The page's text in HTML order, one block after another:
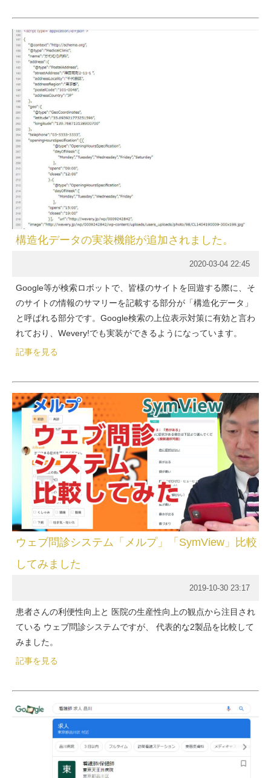
構造化データの実装機能が追加されました。
2020-03-04 22:45
Google等が検索ロボットで、皆様のサイトを回遊する際に、そ
のサイトの情報のサマリーを記載する部分が「構造化データ」
と呼ばれる部分です。Google検索の上位表示対策に有効と言わ
れており、Wevery!でも実装ができるようになっています。
記事を見る
ウェブ問診システム「メルプ」「SymView」比較
してみました
2019-10-30 23:17
患者さんの利便性向上と 医院の生産性向上の観点から注目され
ている ウェブ問診システムですが、 代表的な2製品を比較して
みました。
記事を見る